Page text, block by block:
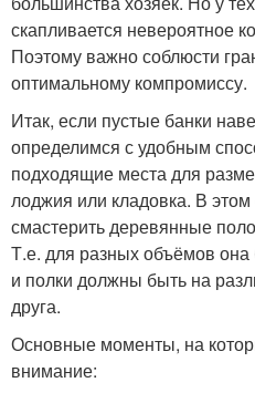
скапливается невероятное
Поэтому важно соблюсти
оптимальному компромиссу.
Итак, если пустые банки
определимся с удобным
подходящие места для
лоджия или кладовка. В
смастерить деревянные
Т.е. для разных объёмов она
и полки должны быть на
друга.
Основные моменты, на
внимание: